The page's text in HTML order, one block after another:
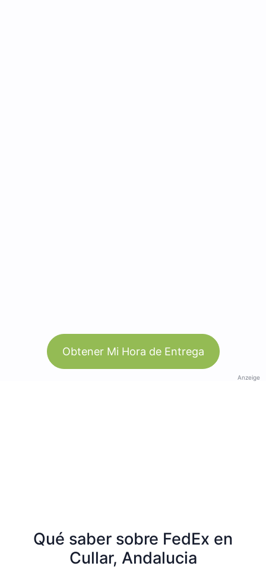
Obtener Mi Hora de Entrega
Anzeige
Qué saber sobre FedEx en
Cullar, Andalucia